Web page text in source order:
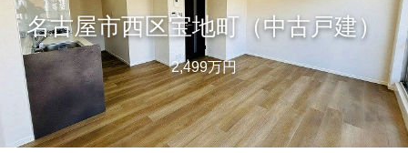
名古屋市西区宝地町（中古戸建）
2,499万円